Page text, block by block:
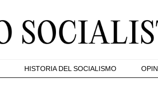
HISTORIA DEL SOCIALISMO